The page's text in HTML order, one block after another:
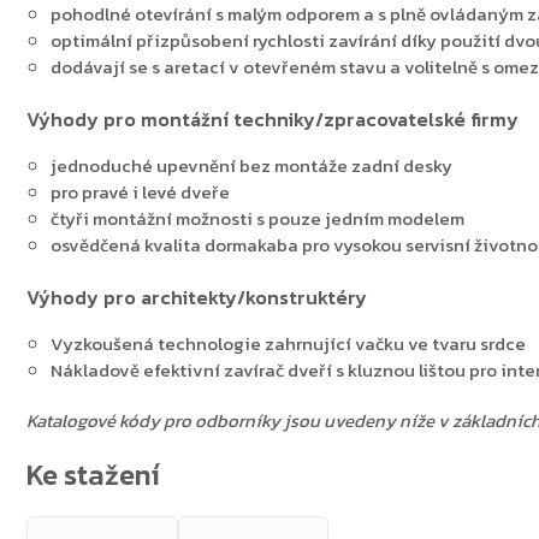
pohodlné otevírání s malým odporem a s plně ovládaným
optimální přizpůsobení rychlosti zavírání díky použití dvou
dodávají se s aretací v otevřeném stavu a volitelně s
Výhody pro montážní techniky/zpracovatelské firmy
jednoduché upevnění bez montáže zadní desky
pro pravé i levé dveře
čtyři montážní možnosti s pouze jedním modelem
osvědčená kvalita dormakaba pro vysokou servisní
Výhody pro architekty/konstruktéry
Vyzkoušená technologie zahrnující vačku ve tvaru srdce
Nákladově efektivní zavírač dveří s kluznou lištou pro
Katalogové kódy pro odborníky jsou uvedeny níže v základních
Zpět do obchodu